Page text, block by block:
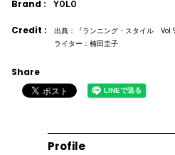
Brand : YOLO
Credit :
出典：『ランニング・スタイル
ライター：楠田圭子
Share
Profile